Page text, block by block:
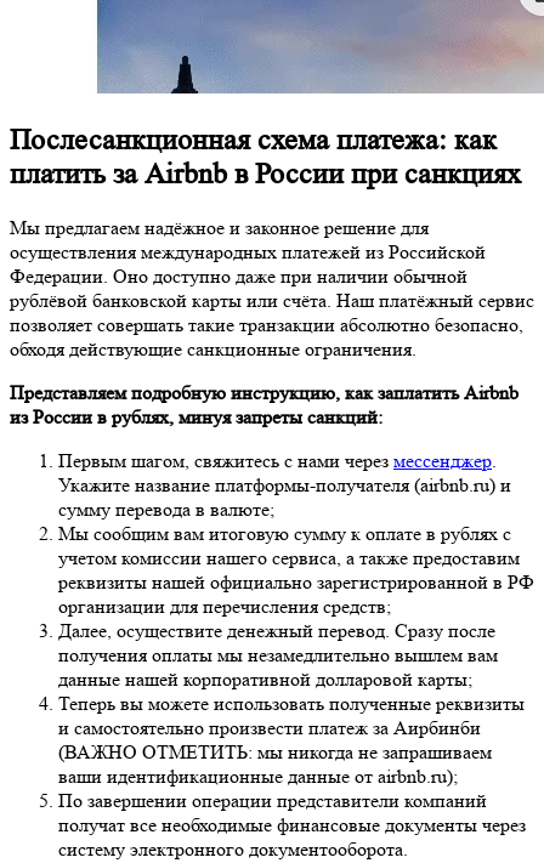
Послесанкционная схема платежа: как
платить за Airbnb в России при санкциях
Мы предлагаем надёжное и законное решение для
осуществления международных платежей из Российской
Федерации. Оно доступно даже при наличии обычной
рублёвой банковской карты или счёта. Наш платёжный сервис
позволяет совершать такие транзакции абсолютно безопасно,
обходя действующие санкционные ограничения.
Представляем подробную инструкцию, как заплатить Airbnb
из России в рублях, минуя запреты санкций:
Первым шагом, свяжитесь с нами через мессенджер.
Укажите название платформы-получателя (airbnb.ru) и
сумму перевода в валюте;
Мы сообщим вам итоговую сумму к оплате в рублях с
учетом комиссии нашего сервиса, а также предоставим
реквизиты нашей официально зарегистрированной в РФ
организации для перечисления средств;
Далее, осуществите денежный перевод. Сразу после
получения оплаты мы незамедлительно вышлем вам
данные нашей корпоративной долларовой карты;
Теперь вы можете использовать полученные реквизиты
и самостоятельно произвести платеж за Аирбинби
(ВАЖНО ОТМЕТИТЬ: мы никогда не запрашиваем
ваши идентификационные данные от airbnb.ru);
По завершении операции представители компаний
получат все необходимые финансовые документы через
систему электронного документооборота.